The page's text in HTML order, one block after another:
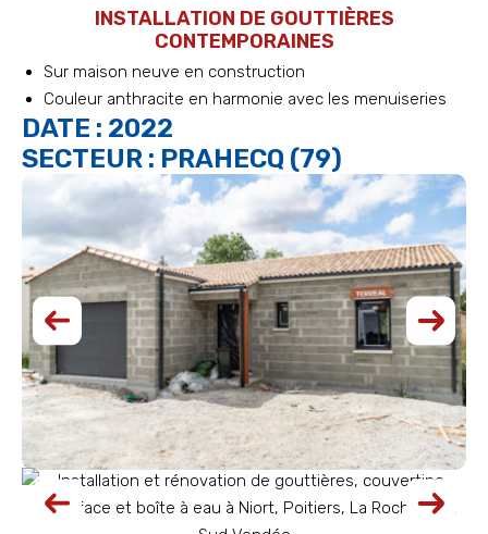
INSTALLATION DE GOUTTIÈRES
CONTEMPORAINES
Sur maison neuve en construction
Couleur anthracite en harmonie avec les menuiseries
DATE : 2022
SECTEUR : PRAHECQ (79)